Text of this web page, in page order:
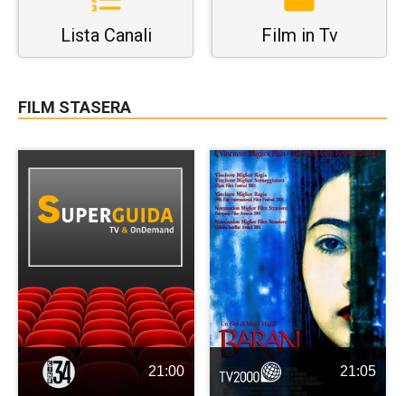
Lista Canali Film in Tv
FILM STASERA
21:00 21:05